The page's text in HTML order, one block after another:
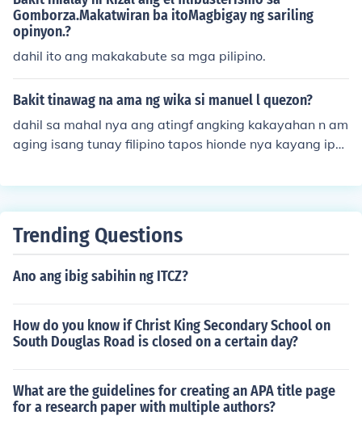
Gomborza.Makatwiran ba itoMagbigay ng sariling
opinyon.?
dahil ito ang makakabute sa mga pilipino.
Bakit tinawag na ama ng wika si manuel l quezon?
dahil sa mahal nya ang atingf angking kakayahan n am
aging isang tunay filipino tapos hionde nya kayang ipa
niwanan ang mga pilipino .
Trending Questions
Ano ang ibig sabihin ng ITCZ?
How do you know if Christ King Secondary School on
South Douglas Road is closed on a certain day?
What are the guidelines for creating an APA title page
for a research paper with multiple authors?